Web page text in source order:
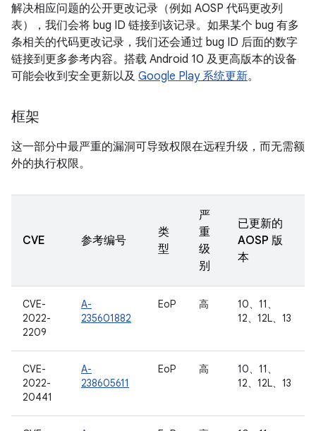
解决相应问题的公开更改记录（例如 AOSP 代码更改列
表），我们会将 bug ID 链接到该记录。如果某个 bug 有多
条相关的代码更改记录，我们还会通过 bug ID 后面的数字
链接到更多参考内容。搭载 Android 10 及更高版本的设备
可能会收到安全更新以及 Google Play 系统更新。
框架
这一部分中最严重的漏洞可导致权限在远程升级，而无需额
外的执行权限。
CVE 参考编号
类
型
严
重
级
别
已更新的
AOSP 版
本
CVE-
2022-
2209
A-
235601882
EoP 高
10、11、
12、12L、13
CVE-
2022-
20441
A-
238605611
EoP 高
10、11、
12、12L、13